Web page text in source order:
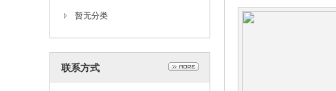
暂无分类
联系方式